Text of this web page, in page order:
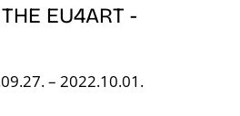
EU4ART -
– 2022.10.01.